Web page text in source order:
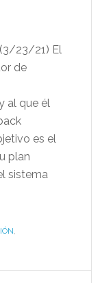
(3/23/21) El
de
al que él
es el
plan
sistema
,